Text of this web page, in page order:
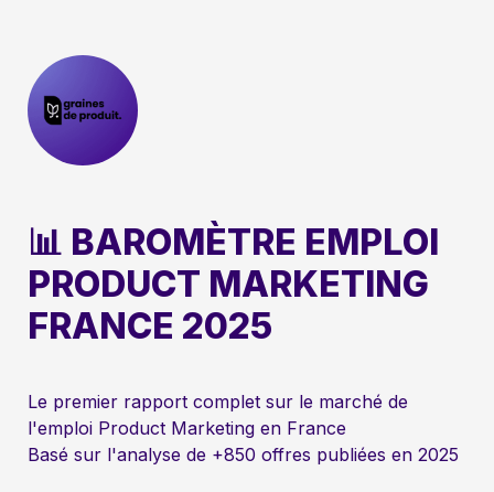
📊 BAROMÈTRE EMPLOI
PRODUCT MARKETING
FRANCE 2025
Le premier rapport complet sur le marché de
Basé sur l'analyse de +850 offres publiées en 2025